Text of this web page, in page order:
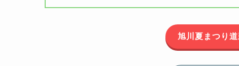
旭川夏まつり